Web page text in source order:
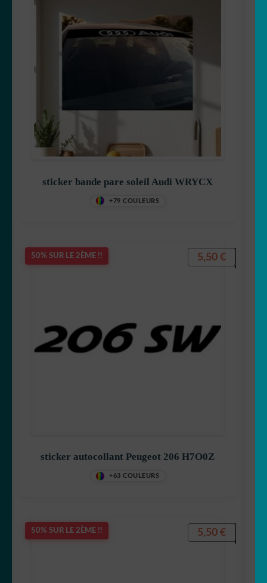
sticker bande pare soleil Audi WRYCX
+79 COULEURS
50% SUR LE 2ÈME !!
sticker autocollant Peugeot 206 H7O0Z
+63 COULEURS
5,50 €
50% SUR LE 2ÈME !! 5,50 €